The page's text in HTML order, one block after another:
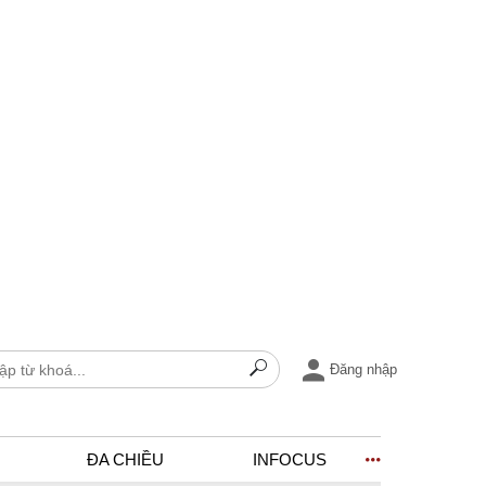
Đăng nhập
ĐA CHIỀU INFOCUS